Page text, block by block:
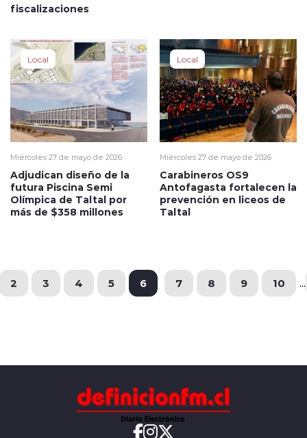
fiscalizaciones
Local
Miércoles 27 de mayo de 2026
Adjudican diseño de la
futura Piscina Semi
Olímpica de Taltal por
más de $358 millones
Local
Miércoles 27 de mayo de 2026
Carabineros OS9
Antofagasta fortalecen la
prevención en liceos de
Taltal
2 3 4 5 6 7 8 9 10 ...